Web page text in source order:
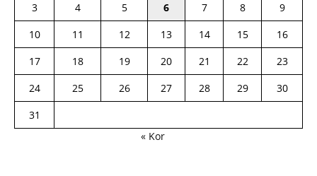
3
4 5 6 7 8
9
10
11 12 13 14 15
16
17
18 19 20 21 22
23
24
25 26 27 28 29
30
31
« Kor